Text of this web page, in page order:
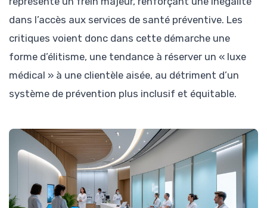
dans l’accès aux services de santé préventive. Les
critiques voient donc dans cette démarche une
forme d’élitisme, une tendance à réserver un « luxe
médical » à une clientèle aisée, au détriment d’un
système de prévention plus inclusif et équitable.